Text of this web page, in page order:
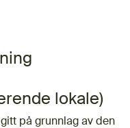
lokale)
på grunnlag av den